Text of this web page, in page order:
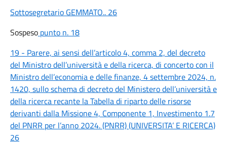
Sottosegretario GEMMATO.. 26
Sospeso punto n. 18
19 - Parere, ai sensi dell’articolo 4, comma 2, del decreto
del Ministro dell’università e della ricerca, di concerto con il
Ministro dell’economia e delle finanze, 4 settembre 2024, n.
1420, sullo schema di decreto del Ministero dell’università e
della ricerca recante la Tabella di riparto delle risorse
derivanti dalla Missione 4, Componente 1, Investimento 1.7
del PNRR per l’anno 2024. (PNRR) (UNIVERSITA’ E RICERCA)
26